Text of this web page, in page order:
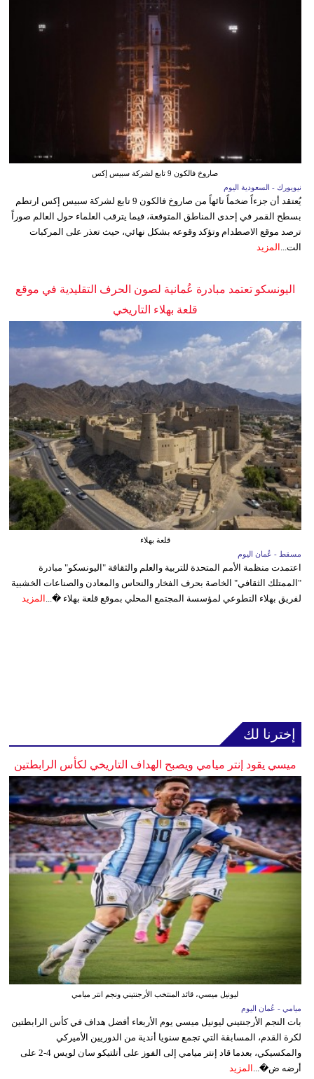
صاروخ فالكون 9 تابع لشركة سبيس إكس
نيويورك - السعودية اليوم
يُعتقد أن جزءاً ضخماً تائهاً من صاروخ فالكون 9 تابع لشركة سبيس إكس ارتطم
بسطح القمر في إحدى المناطق المتوقعة، فيما يترقب العلماء حول العالم صوراً
ترصد موقع الاصطدام وتؤكد وقوعه بشكل نهائي، حيث تعذر على المركبات
الت...
المزيد
اليونسكو تعتمد مبادرة عُمانية لصون الحرف التقليدية في موقع
قلعة بهلاء التاريخي
قلعة بهلاء
مسقط - عُمان اليوم
اعتمدت منظمة الأمم المتحدة للتربية والعلم والثقافة "اليونسكو" مبادرة
"الممتلك الثقافي" الخاصة بحرف الفخار والنحاس والمعادن والصناعات الخشبية
لفريق بهلاء التطوعي لمؤسسة المجتمع المحلي بموقع قلعة بهلاء �... المزيد
إخترنا لك
ميسي يقود إنتر ميامي ويصبح الهداف التاريخي لكأس الرابطتين
ليونيل ميسي، قائد المنتخب الأرجنتيني ونجم انتر ميامي
ميامي - عُمان اليوم
بات النجم الأرجنتيني ليونيل ميسي يوم الأربعاء أفضل هداف في كأس الرابطتين
لكرة القدم، المسابقة التي تجمع سنويا أندية من الدوريين الأميركي
والمكسيكي، بعدما قاد إنتر ميامي إلى الفوز على أتلتيكو سان لويس 4-2 على
أرضه ض�... المزيد